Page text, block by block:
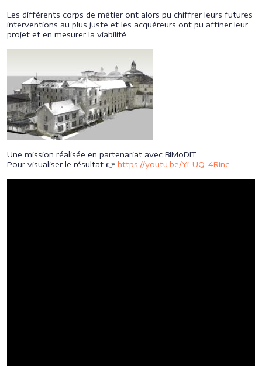
Les différents corps de métier ont alors pu chiffrer leurs futures
interventions au plus juste et les acquéreurs ont pu affiner leur
projet et en mesurer la viabilité.
Une mission réalisée en partenariat avec BIMoDIT
Pour visualiser le résultat 👉 https://youtu.be/Yi-UQ-4Rinc